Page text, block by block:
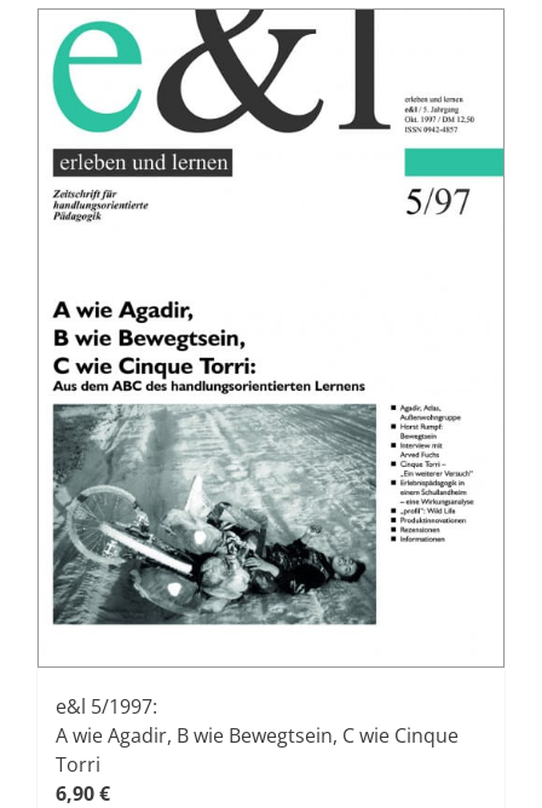
mehrere
Varianten
auf.
Die
Optionen
können
auf
der
werden
e&l 5/1997:
A wie Agadir, B wie Bewegtsein, C wie Cinque
Torri
6,90€